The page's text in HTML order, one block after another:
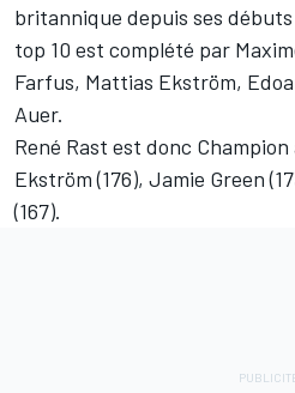
britannique depuis ses
top 10 est complété par
Farfus, Mattias Ekström,
Auer.
René Rast est donc
Ekström (176), Jamie Green
(167).